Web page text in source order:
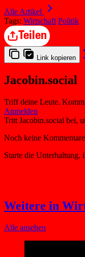
Alle Artikel
Tags: Wirtschaft Politik
Teilen
Link kopieren
Jacobin.social
Triff deine Leute.
Weitere in
Alle ansehen